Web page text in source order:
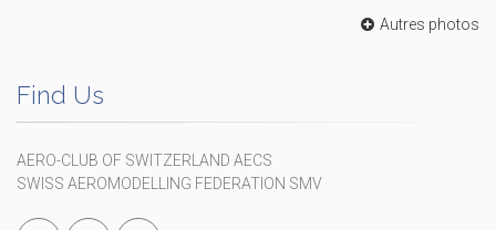
Autres photos
Find Us
AERO-CLUB OF SWITZERLAND AECS
SWISS AEROMODELLING FEDERATION SMV